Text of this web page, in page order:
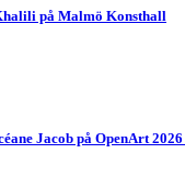
på Malmö Konsthall
Jacob på OpenArt